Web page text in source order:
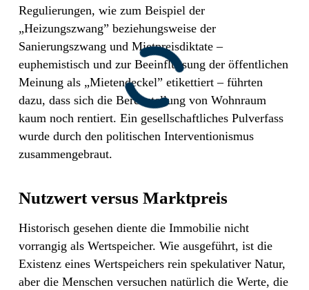
Regulierungen, wie zum Beispiel der
„Heizungszwang” beziehungsweise der
Sanierungszwang und Mietpreisdiktate –
euphemistisch und zur Beeinflussung der öffentlichen
Meinung als „Mietendeckel” etikettiert – führten
dazu, dass sich die Bereitstellung von Wohnraum
kaum noch rentiert. Ein gesellschaftliches Pulverfass
wurde durch den politischen Interventionismus
zusammengebraut.
Nutzwert versus Marktpreis
Historisch gesehen diente die Immobilie nicht
vorrangig als Wertspeicher. Wie ausgeführt, ist die
Existenz eines Wertspeichers rein spekulativer Natur,
aber die Menschen versuchen natürlich die Werte, die